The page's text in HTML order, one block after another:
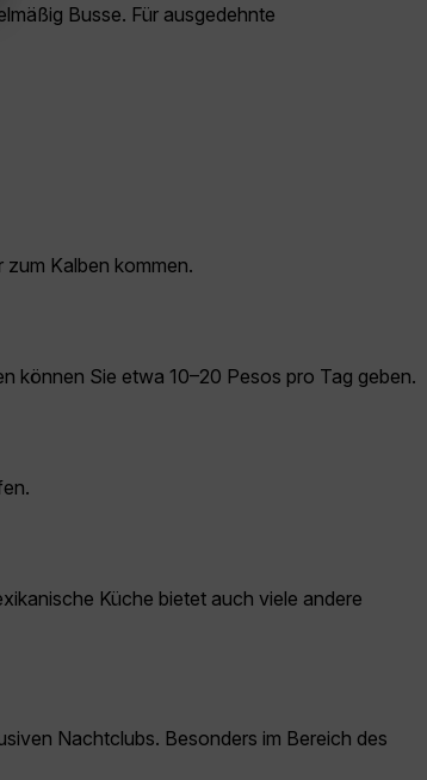
Busse. Für ausgedehnte
Kalben kommen.
können Sie etwa 10–20 Pesos pro Tag geben.
Küche bietet auch viele andere
Nachtclubs. Besonders im Bereich des